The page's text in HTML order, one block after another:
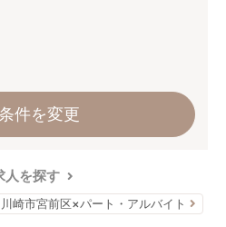
件を変更
人を探す
川崎市宮前区×パート・アルバイト